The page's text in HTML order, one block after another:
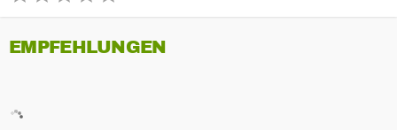
EMPFEHLUNGEN